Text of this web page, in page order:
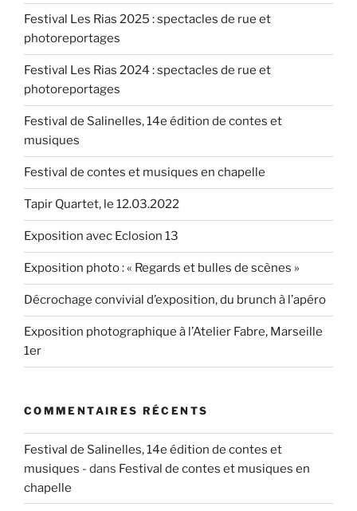
Antoinette
Téofilo
Festival Les Rias 2025 : spectacles de rue et
photoreportages
Festival Les Rias 2024 : spectacles de rue et
photoreportages
Festival de Salinelles, 14e édition de contes et
musiques
Festival de contes et musiques en chapelle
Tapir Quartet, le 12.03.2022
Exposition avec Eclosion 13
Exposition photo : « Regards et bulles de scènes »
Décrochage convivial d’exposition, du brunch à l’apéro
Exposition photographique à l’Atelier Fabre, Marseille
1er
COMMENTAIRES RÉCENTS
Festival de Salinelles, 14e édition de contes et
musiques - dans Festival de contes et musiques en
chapelle